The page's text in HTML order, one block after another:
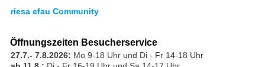
riesa efau Community
Öffnungszeiten Besucherservice
27.7.- 7.8.2026: Mo 9-18 Uhr und Di - Fr 14-18 Uhr